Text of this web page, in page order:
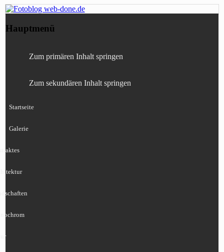
Fotoblog web-done.de
Canon, Nikon, Sony
Hauptmenü
Zum primären Inhalt springen
Zum sekundären Inhalt springen
Startseite
Galerie